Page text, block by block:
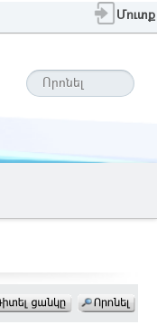
Մուտք